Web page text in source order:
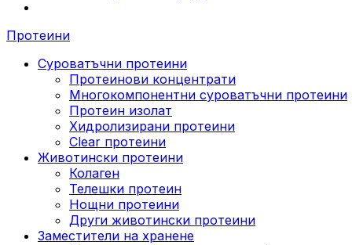
Протеини
Суроватъчни протеини
Протеинови концентрати
Многокомпонентни суроватъчни протеини
Протеин изолат
Хидролизирани протеини
Clear протеини
Животински протеини
Колаген
Телешки протеин
Нощни протеини
Други животински протеини
Заместители на хранене